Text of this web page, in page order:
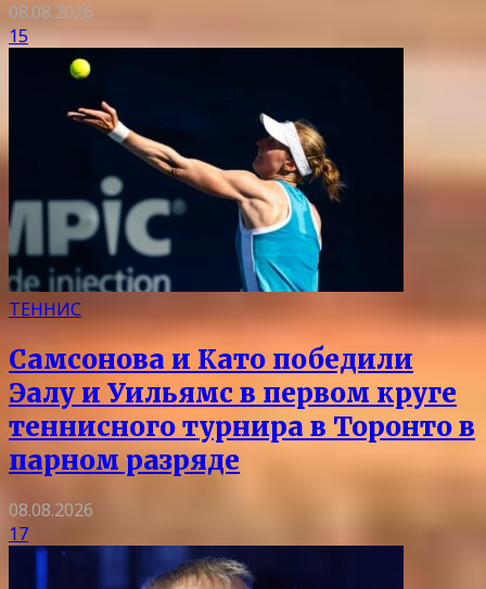
08.08.2026
15
ТЕННИС
Самсонова и Като победили
Эалу и Уильямс в первом круге
теннисного турнира в Торонто в
парном разряде
08.08.2026
17